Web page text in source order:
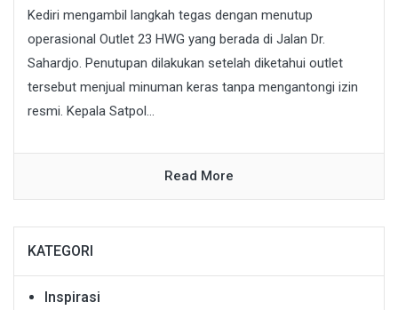
Kediri mengambil langkah tegas dengan menutup
operasional Outlet 23 HWG yang berada di Jalan Dr.
Sahardjo. Penutupan dilakukan setelah diketahui outlet
tersebut menjual minuman keras tanpa mengantongi izin
resmi. Kepala Satpol...
Read More
KATEGORI
Inspirasi